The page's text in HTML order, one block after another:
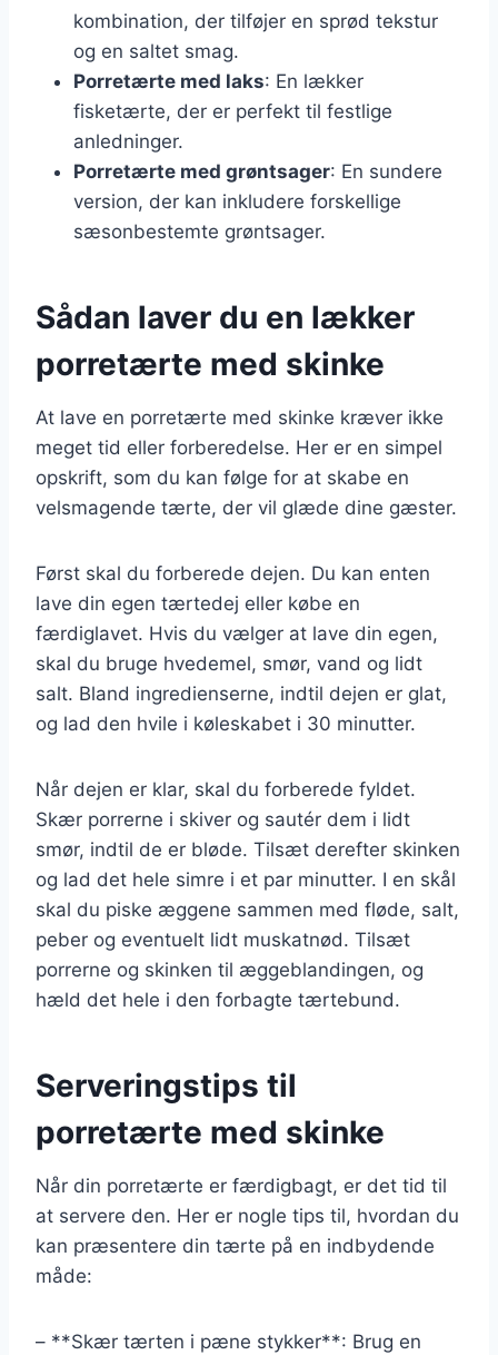
kombination, der tilføjer en sprød tekstur
og en saltet smag.
Porretærte med laks: En lækker
fisketærte, der er perfekt til festlige
anledninger.
Porretærte med grøntsager: En sundere
version, der kan inkludere forskellige
sæsonbestemte grøntsager.
Sådan laver du en lækker
porretærte med skinke
At lave en porretærte med skinke kræver ikke
meget tid eller forberedelse. Her er en simpel
opskrift, som du kan følge for at skabe en
velsmagende tærte, der vil glæde dine gæster.
Først skal du forberede dejen. Du kan enten
lave din egen tærtedej eller købe en
færdiglavet. Hvis du vælger at lave din egen,
skal du bruge hvedemel, smør, vand og lidt
salt. Bland ingredienserne, indtil dejen er glat,
og lad den hvile i køleskabet i 30 minutter.
Når dejen er klar, skal du forberede fyldet.
Skær porrerne i skiver og sautér dem i lidt
smør, indtil de er bløde. Tilsæt derefter skinken
og lad det hele simre i et par minutter. I en skål
skal du piske æggene sammen med fløde, salt,
peber og eventuelt lidt muskatnød. Tilsæt
porrerne og skinken til æggeblandingen, og
hæld det hele i den forbagte tærtebund.
Serveringstips til
porretærte med skinke
Når din porretærte er færdigbagt, er det tid til
at servere den. Her er nogle tips til, hvordan du
kan præsentere din tærte på en indbydende
måde:
– **Skær tærten i pæne stykker**: Brug en